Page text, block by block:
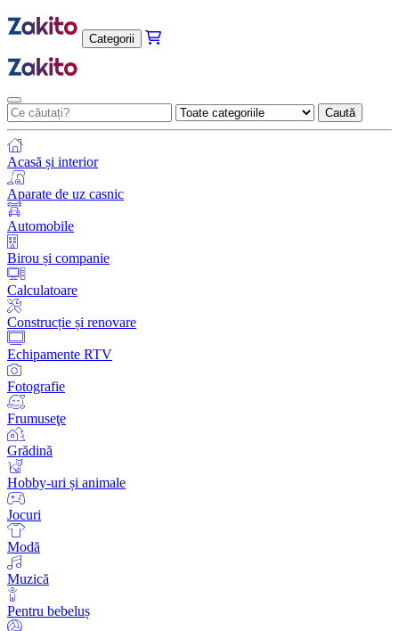
Categorii
Caută
Acasă și interior
Aparate de uz casnic
Automobile
Birou și companie
Calculatoare
Construcție și renovare
Echipamente RTV
Fotografie
Frumuseţe
Grădină
Hobby-uri și animale
Jocuri
Modă
Muzică
Pentru bebeluș